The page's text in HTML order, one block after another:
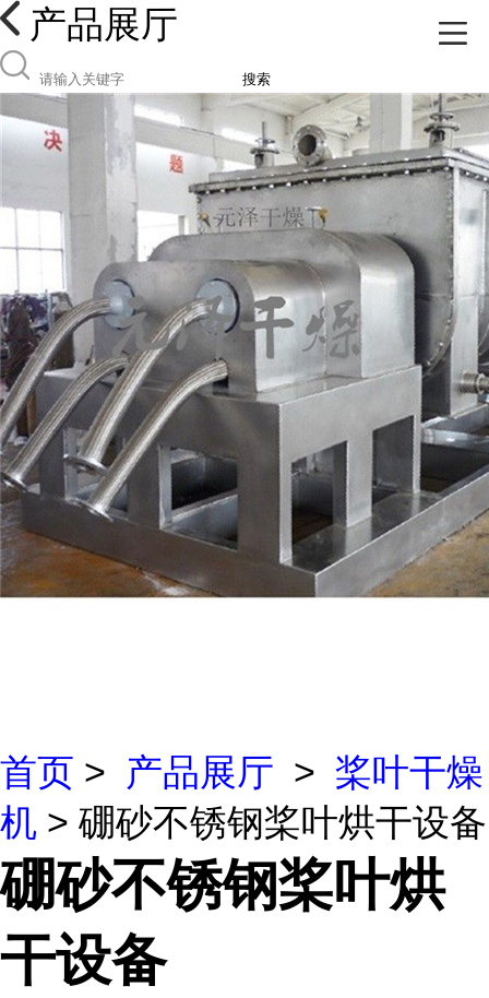
产品展厅
搜索
首页 > 产品展厅 > 桨叶干燥
机 > 硼砂不锈钢桨叶烘干设备
硼砂不锈钢桨叶烘
干设备